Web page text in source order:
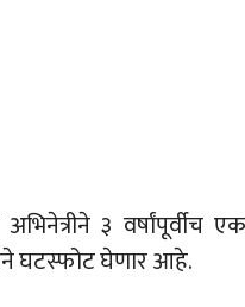
३ वर्षांपूर्वीच
घटस्फोट घेणार आहे.